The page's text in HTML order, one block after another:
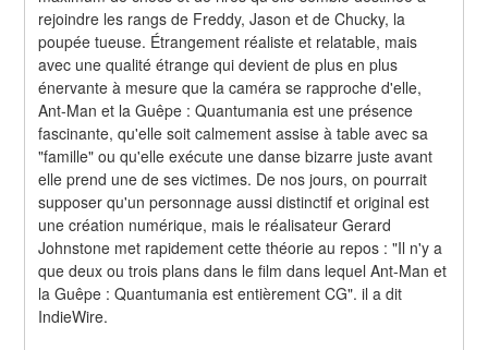
rejoindre les rangs de Freddy, Jason et de Chucky, la
poupée tueuse. Étrangement réaliste et relatable, mais
avec une qualité étrange qui devient de plus en plus
énervante à mesure que la caméra se rapproche d'elle,
Ant-Man et la Guêpe : Quantumania est une présence
fascinante, qu'elle soit calmement assise à table avec sa
"famille" ou qu'elle exécute une danse bizarre juste avant
elle prend une de ses victimes. De nos jours, on pourrait
supposer qu'un personnage aussi distinctif et original est
une création numérique, mais le réalisateur Gerard
Johnstone met rapidement cette théorie au repos : "Il n'y a
que deux ou trois plans dans le film dans lequel Ant-Man et
la Guêpe : Quantumania est entièrement CG". il a dit
IndieWire.